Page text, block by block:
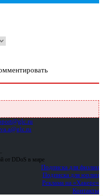
от DDoS в мире
Подписка для физлиц
Подписка для юрлиц
Реклама на «Хакере»
Контакты